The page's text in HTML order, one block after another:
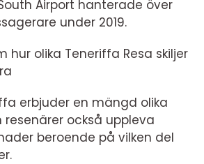
Airport hanterade över
under 2019.
hur olika Teneriffa Resa skiljer
erbjuder en mängd olika
resenärer också uppleva
beroende på vilken del